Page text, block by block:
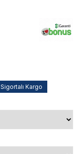
Sigortalı Kargo